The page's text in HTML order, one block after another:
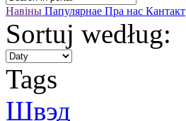
Навіны Папулярнае Пра нас Кантакт
Sortuj według:
Tags
Швэд